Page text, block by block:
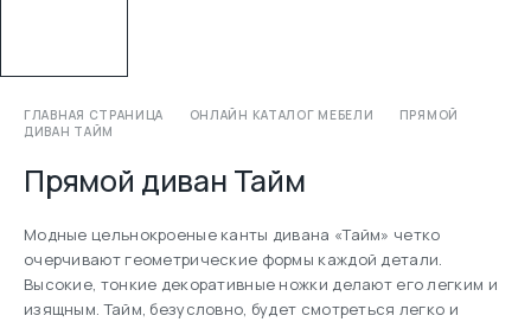
ГЛАВНАЯ СТРАНИЦА ОНЛАЙН КАТАЛОГ МЕБЕЛИ
ПРЯМОЙ
ДИВАН ТАЙМ
Прямой диван Тайм
Модные цельнокроеные канты дивана «Тайм» четко
очерчивают геометрические формы каждой детали.
Высокие, тонкие декоративные ножки делают его легким и
изящным. Тайм, безусловно, будет смотреться легко и